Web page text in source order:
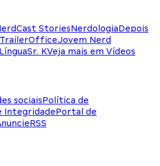
StoriesNerdologiaDepois
TrailerOfficeJovem Nerd
Sr. KVeja mais em Vídeos
sociaisPolítica de
IntegridadePortal de
RSS